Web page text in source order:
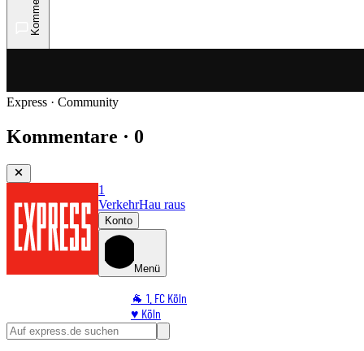
Express · Community
Kommentare · 0
1
VerkehrHau raus
Konto
Menü
🐐 1. FC Köln
♥️ Köln
⭐ Promi